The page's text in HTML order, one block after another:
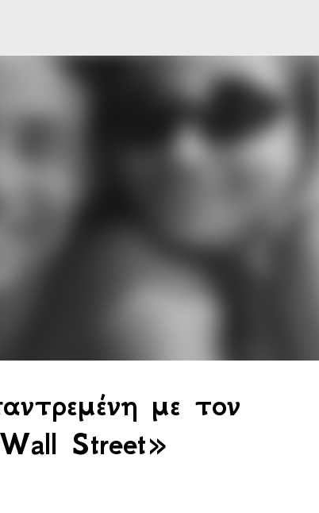
με τον
Street»